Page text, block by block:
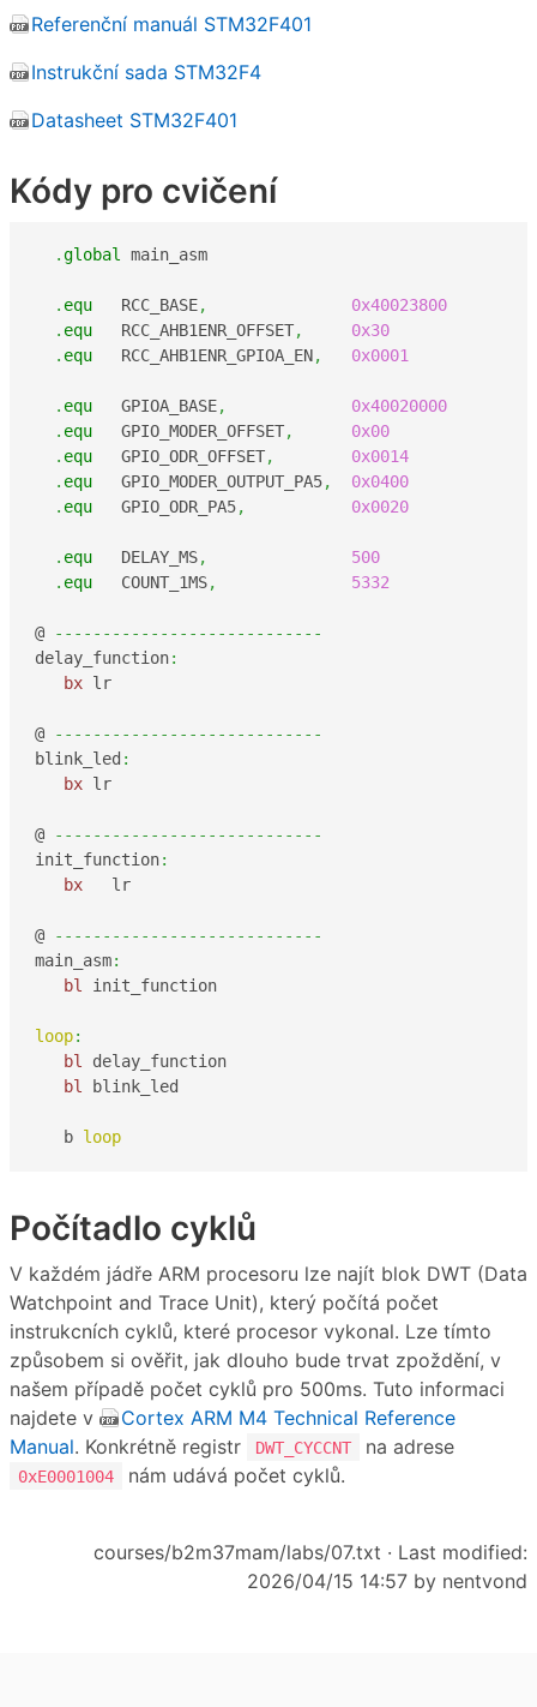
Referenční manuál STM32F401
Instrukční sada STM32F4
Datasheet STM32F401
Kódy pro cvičení
.global main_asm
. equ
   RCC_BASE
,
0x40023800
. equ
   RCC_AHB1ENR_OFFSET
,
0x30
. equ
   RCC_AHB1ENR_GPIOA_EN
, 0x0001
. equ
   GPIOA_BASE
,
0x40020000
. equ
   GPIO_MODER_OFFSET
,
0x00
. equ
   GPIO_ODR_OFFSET
,
0x0014
. equ
   GPIO_MODER_OUTPUT_PA5
,
0x0400
. equ
   GPIO_ODR_PA5
, 0x0020
. equ
   DELAY_MS
,
500
. equ
   COUNT_1MS
, 5332
@
----------------------------
delay_function:
bx lr
@
----------------------------
blink_led :
bx lr
@
----------------------------
init_function:
bx
@
----------------------------
main_asm:
bl init_function
loop:
bl delay_function
bl blink_led
   b
loop
Počítadlo cyklů
V každém jádře ARM procesoru lze najít blok DWT (Data
Watchpoint and Trace Unit), který počítá počet
instrukcních cyklů, které procesor vykonal. Lze tímto
způsobem si ověřit, jak dlouho bude trvat zpoždění, v
našem případě počet cyklů pro 500ms. Tuto informaci
najdete v
Cortex ARM M4 Technical Reference
Manual. Konkrétně registr DWT_CYCCNT na adrese
0xE0001004 nám udává počet cyklů.
courses/b2m37mam/labs/07.txt · Last modified:
2026/04/15 14:57 by nentvond